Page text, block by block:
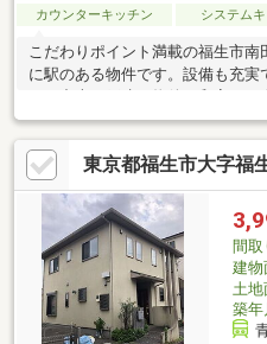
カウンターキッチン
システム
こだわりポイント満載の福生市
に駅のある物件です。設備も充実
じることができます。素敵
東京都福生市大字福
間取
建物
土地
築年